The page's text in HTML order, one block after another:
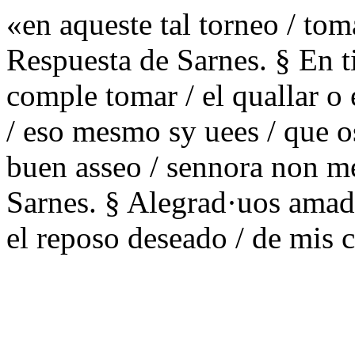
«en aqueste tal torneo /
Respuesta de Sarnes. §
comple tomar / el quallar o
/ eso mesmo sy uees / que
buen asseo / sennora non
Sarnes. § Alegrad·uos
el reposo deseado / de mis